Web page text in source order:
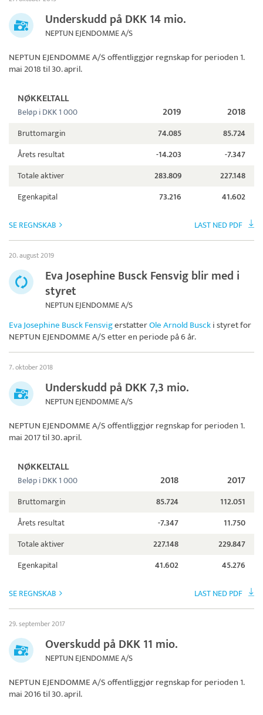
Underskudd på DKK 14 mio.
NEPTUN EJENDOMME A/S
NEPTUN EJENDOMME A/Soffentliggjør regnskap for perioden 1.
mai 2018 til 30. april.
NØKKELTALL
Beløp i DKK 1 000 2019 2018
Bruttomargin 74.085
85.724
Årets resultat
-14.203
-7.347
Totale aktiver
283.809
227.148
Egenkapital
73.216 41.602
SE REGNSKAB LAST NED PDF
20. august 2019
Eva Josephine Busck Fensvig blir med i
styret
NEPTUN EJENDOMME A/S
Eva Josephine Busck FensvigerstatterOle Arnold Buscki styret for
NEPTUN EJENDOMME A/Setter en periode på 6 år.
7. oktober 2018
Underskudd på DKK 7,3 mio.
NEPTUN EJENDOMME A/S
NEPTUN EJENDOMME A/Soffentliggjør regnskap for perioden 1.
mai 2017 til 30. april.
NØKKELTALL
Beløp i DKK 1 000 2018 2017
Bruttomargin 85.724
112.051
Årets resultat
-7.347
11.750
Totale aktiver
227.148
229.847
Egenkapital
41.602 45.276
SE REGNSKAB LAST NED PDF
29. september 2017
Overskudd på DKK 11 mio.
NEPTUN EJENDOMME A/S
NEPTUN EJENDOMME A/Soffentliggjør regnskap for perioden 1.
mai 2016 til 30. april.